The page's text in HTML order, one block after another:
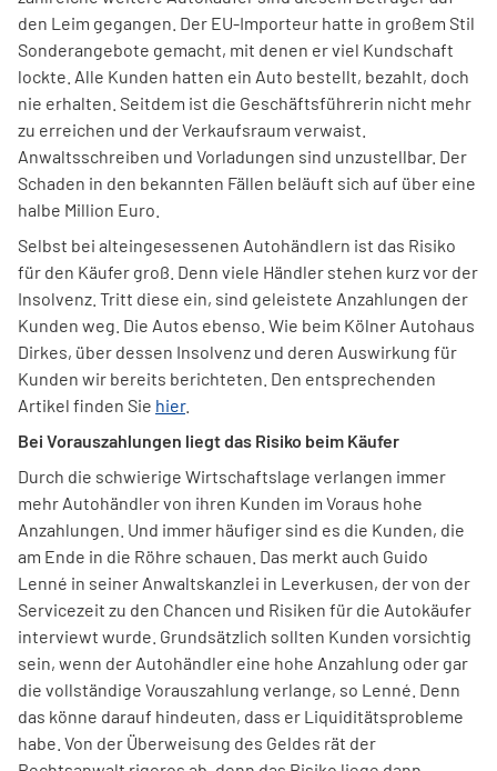
den Leim gegangen. Der EU-Importeur hatte in großem Stil
Sonderangebote gemacht, mit denen er viel Kundschaft
lockte. Alle Kunden hatten ein Auto bestellt, bezahlt, doch
nie erhalten. Seitdem ist die Geschäftsführerin nicht mehr
zu erreichen und der Verkaufsraum verwaist.
Anwaltsschreiben und Vorladungen sind unzustellbar. Der
Schaden in den bekannten Fällen beläuft sich auf über eine
halbe Million Euro.
Selbst bei alteingesessenen Autohändlern ist das Risiko
für den Käufer groß. Denn viele Händler stehen kurz vor der
Insolvenz. Tritt diese ein, sind geleistete Anzahlungen der
Kunden weg. Die Autos ebenso. Wie beim Kölner Autohaus
Dirkes, über dessen Insolvenz und deren Auswirkung für
Kunden wir bereits berichteten. Den entsprechenden
Artikel finden Sie hier.
Bei Vorauszahlungen liegt das Risiko beim Käufer
Durch die schwierige Wirtschaftslage verlangen immer
mehr Autohändler von ihren Kunden im Voraus hohe
Anzahlungen. Und immer häufiger sind es die Kunden, die
am Ende in die Röhre schauen. Das merkt auch Guido
Lenné in seiner Anwaltskanzlei in Leverkusen, der von der
Servicezeit zu den Chancen und Risiken für die Autokäufer
interviewt wurde. Grundsätzlich sollten Kunden vorsichtig
sein, wenn der Autohändler eine hohe Anzahlung oder gar
die vollständige Vorauszahlung verlange, so Lenné. Denn
das könne darauf hindeuten, dass er Liquiditätsprobleme
habe. Von der Überweisung des Geldes rät der